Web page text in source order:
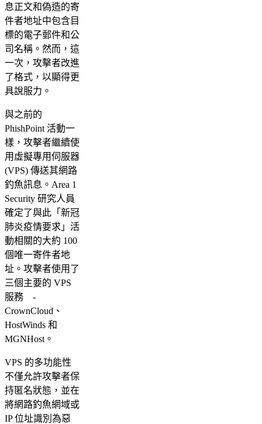
息正文和偽造的寄
件者地址中包含目
標的電子郵件和公
司名稱。然而，這
一次，攻擊者改進
了格式，以顯得更
具說服力。
與之前的
PhishPoint 活動一
樣，攻擊者繼續使
用虛擬專用伺服器
(VPS) 傳送其網路
釣魚訊息。Area 1
Security 研究人員
確定了與此「新冠
肺炎疫情要求」活
動相關的大約 100
個唯一寄件者地
址。攻擊者使用了
三個主要的 VPS
服務 -
CrownCloud、
HostWinds 和
MGNHost。
VPS 的多功能性
不僅允許攻擊者保
持匿名狀態，並在
將網路釣魚網域或
IP 位址識別為惡